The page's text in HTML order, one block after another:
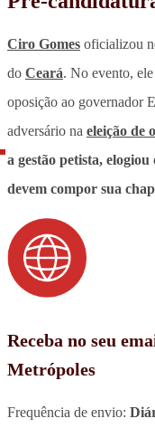
Ciro Gomes oficializou
do Ceará. No evento,
oposição ao governador
adversário na eleição de
a gestão petista,
devem compor sua
Receba no seu
Metrópoles
Frequência de envio: